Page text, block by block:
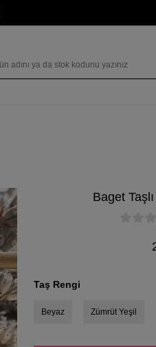
Baget
Taş Rengi
Beyaz Zümrüt Yeşil